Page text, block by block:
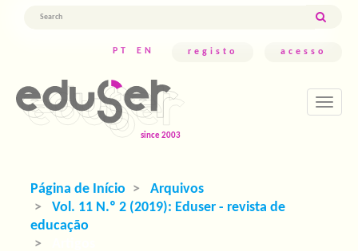
Barra
Lateral
registo acesso
EN
PT
Toggle
Página de Início
Arquivos
Vol. 11 N.º 2 (2019): Eduser - revista de
educação